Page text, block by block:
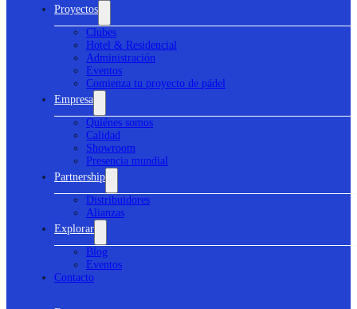
Proyectos
Clubes
Hotel & Residencial
Administración
Eventos
Comienza tu proyecto de pádel
Empresa
Quiénes somos
Calidad
Showroom
Presencia mundial
Partnership
Distribuidores
Alianzas
Explorar
Blog
Eventos
Contacto